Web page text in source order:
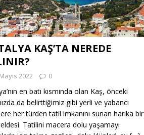
KAŞ’TA NEREDE
2022 0
en batı kısmında olan Kaş, önceki
da belirttiğimiz gibi yerli ve yabancı
her türden tatil imkanını sunan harika bir
Tatilini macera dolu yaşamayı